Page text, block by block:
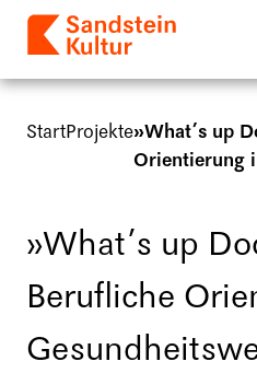
StartProjekte»What’s up
Orientierung
»What’s up
Berufliche